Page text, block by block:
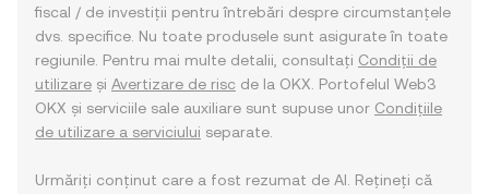
fiscal / de investiții pentru întrebări despre circumstanțele
dvs. specifice. Nu toate produsele sunt asigurate în toate
regiunile. Pentru mai multe detalii, consultați Condiții de
utilizare și Avertizare de risc de la OKX. Portofelul Web3
OKX și serviciile sale auxiliare sunt supuse unor Condițiile
de utilizare a serviciului separate.
Urmăriți conținut care a fost rezumat de AI. Rețineți că